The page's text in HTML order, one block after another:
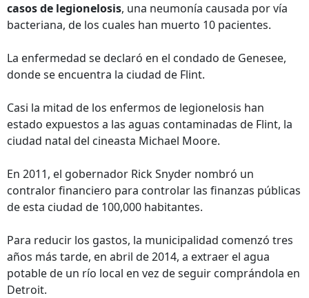
casos de legionelosis, una neumonía causada por vía
bacteriana, de los cuales han muerto 10 pacientes.
La enfermedad se declaró en el condado de Genesee,
donde se encuentra la ciudad de Flint.
Casi la mitad de los enfermos de legionelosis han
estado expuestos a las aguas contaminadas de Flint, la
ciudad natal del cineasta Michael Moore.
En 2011, el gobernador Rick Snyder nombró un
contralor financiero para controlar las finanzas públicas
de esta ciudad de 100,000 habitantes.
Para reducir los gastos, la municipalidad comenzó tres
años más tarde, en abril de 2014, a extraer el agua
potable de un río local en vez de seguir comprándola en
Detroit.